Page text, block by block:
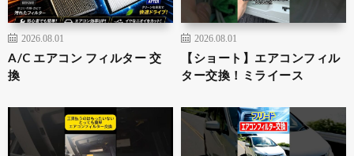
2026.08.01
A/C エアコン フィルター 交
換
2026.08.01
【ショート】エアコンフィル
ター交換！ミライース